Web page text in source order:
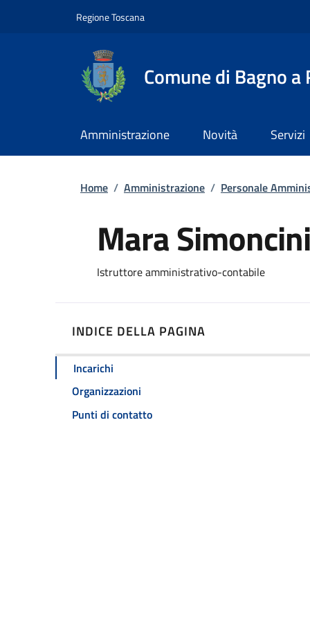
Regione ToscanaSlim top
Comune di Bagno a
Amministrazione Novità Servizi
Briciole di pane
Home / Amministrazione / Personale
Mara Simoncini
Istruttore amministrativo-contabile
INDICE DELLA PAGINA
Incarichi
Organizzazioni
Punti di contatto